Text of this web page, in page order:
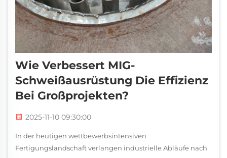
Wie Verbessert MIG-
Schweißausrüstung Die Effizienz
Bei Großprojekten?
2025-11-10 09:30:00
In der heutigen wettbewerbsintensiven
Fertigungslandschaft verlangen industrielle Abläufe nach